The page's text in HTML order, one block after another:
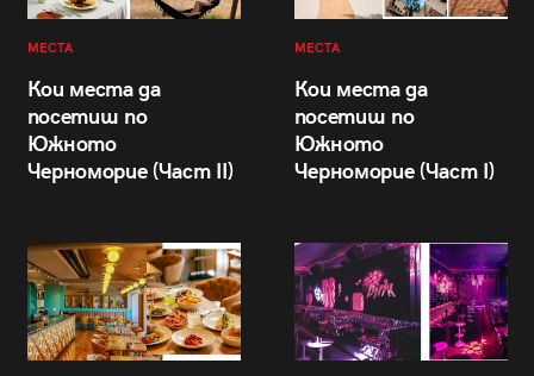
МЕСТА
Кои места да
посетиш по
Южното
Черноморие (Част II)
МЕСТА
Кои места да
посетиш по
Южното
Черноморие (Част I)